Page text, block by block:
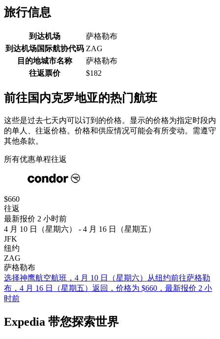
旅行信息
到达机场
萨格勒布
到达机场国际航协代码 ZAG
目的地城市名称
萨格勒布
往返票价
$182
前往国内克罗地亚的热门航班
这些是过去七天内可以订到的价格。显示的价格为指定时段内
的单人、往返价格。价格和供应情况可能会有所变动。需遵守
其他条款。
所有优惠单程往返
$660
往返
最新报价 2 小时前
4 月 10 日（星期六） - 4 月 16 日（星期五）
JFK
纽约
ZAG
萨格勒布
选择神鹰航空航班，4 月 10 日（星期六）从纽约前往萨格勒
布，4 月 16 日（星期五）返回，价格为 $660，最新报价 2 小
时前
Expedia 带您探索世界